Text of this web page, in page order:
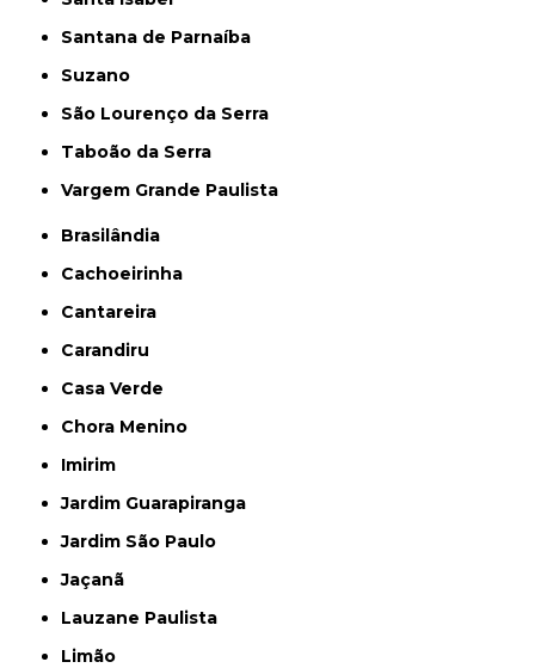
Santana de Parnaíba
Suzano
São Lourenço da Serra
Taboão da Serra
Vargem Grande Paulista
Brasilândia
Cachoeirinha
Cantareira
Carandiru
Casa Verde
Chora Menino
Imirim
Jardim Guarapiranga
Jardim São Paulo
Jaçanã
Lauzane Paulista
Limão